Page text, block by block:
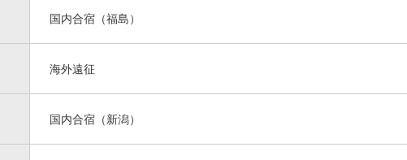
国内合宿（福島）
海外遠征
国内合宿（新潟）